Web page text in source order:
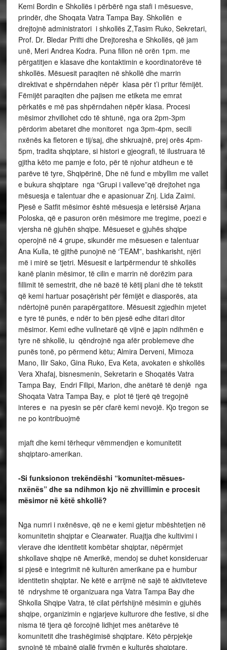
Kemi Bordin e Shkollës i përbërë nga stafi i mësuesve,
prindër, dhe Shoqata Vatra Tampa Bay. Shkollën e
drejtojnë administratori i shkollës Z,Tasim Ruko, Sekretari,
Prof. Dr. Bledar Prifti dhe Drejtoresha e Shkollës, që jam
unë, Meri Andrea Kodra. Puna fillon në orën 1pm. me
përgatitjen e klasave dhe kontaktimin e koordinatorëve të
shkollës. Mësuesit paraqiten në shkollë dhe marrin
direktivat e shpërndahen nëpër klasa për t’i pritur fëmijët.
Fëmijët paraqiten dhe pajisen me etiketa me emrat
përkatës e më pas shpërndahen nëpër klasa. Procesi
mësimor zhvillohet cdo të shtunë, nga ora 2pm-3pm
përdorim abetaret dhe monitoret nga 3pm-4pm, secili
nxënës ka fletoren e tij/saj, dhe shkruajnë, prej orës 4pm-
5pm, tradita shqiptare, si histori e gjeografi, të ilustruara të
gjitha këto me pamje e foto, për të njohur atdheun e të
parëve të tyre, Shqipërinë, Dhe në fund e mbyllim me vallet
e bukura shqiptare nga “Grupi i valleve”që drejtohet nga
mësuesja e talentuar dhe e apasionuar Znj. Lida Zaimi.
Pjesë e Satfit mësimor është mësuesja e letërsisë Arjana
Poloska, që e pasuron orën mësimore me tregime, poezi e
vjersha në gjuhën shqipe. Mësueset e gjuhës shqipe
operojnë në 4 grupe, sikundër me mësuesen e talentuar
Ana Kulla, të gjithë punojnë në ‘TEAM”, bashkarisht, njëri
më i mirë se tjetri. Mësuesit e lartpërmendur të shkollës
kanë planin mësimor, të cilin e marrin në dorëzim para
fillimit të semestrit, dhe në bazë të këtij plani dhe të tekstit
që kemi hartuar posaçërisht për fëmijët e diasporës, ata
ndërtojnë punën parapërgatitore. Mësuesit zgjedhin mjetet
e tyre të punës, e ndër to bën pjesë edhe ditari ditor
mësimor. Kemi edhe vullnetarë që vijnë e japin ndihmën e
tyre në shkollë, iu qëndrojnë nga afër problemeve dhe
punës tonë, po përmend këtu; Almira Derveni, Mimoza
Mano, Ilir Sako, Gina Ruko, Eva Keta, avokaten e shkollës
Vera Xhafaj, bisnesmenin, Sekretarin e Shoqatës Vatra
Tampa Bay, Endri Filipi, Marion, dhe anëtarë të denjë nga
Shoqata Vatra Tampa Bay, e plot të tjerë që tregojnë
interes e na pyesin se për cfarë kemi nevojë. Kjo tregon se
ne po kontribuojmë
mjaft dhe kemi tërhequr vëmmendjen e komunitetit
shqiptaro-amerikan.
-Si funksionon trekëndëshi “komunitet-mësues-
nxënës” dhe sa ndihmon kjo në zhvillimin e procesit
mësimor në këtë shkollë?
Nga numri i nxënësve, që ne e kemi gjetur mbështetjen në
komunitetin shqiptar e Clearwater. Ruajtja dhe kultivimi i
vlerave dhe identitetit kombëtar shqiptar, nëpërmjet
shkollave shqipe në Amerikë, mendoj se duhet konsideruar
si pjesë e integrimit në kulturën amerikane pa e humbur
identitetin shqiptar. Ne këtë e arrijmë në sajë të aktiviteteve
të ndryshme të organizuara nga Vatra Tampa Bay dhe
Shkolla Shqipe Vatra, të cilat përfshijnë mësimin e gjuhës
shqipe, organizimin e ngjarjeve kulturore dhe festive, si dhe
nisma të tjera që forcojnë lidhjet mes anëtarëve të
komunitetit dhe trashëgimisë shqiptare. Këto përpjekje
synojnë të mbajnë gjallë frymën e kulturës shqiptare,